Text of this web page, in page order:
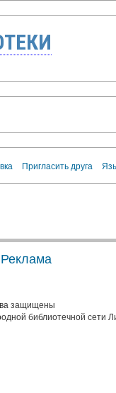
Пригласить друга
Реклама
защищены
библиотечной сети